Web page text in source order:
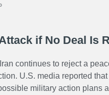
if No Deal Is
continues to reject a
U.S. media reported
military action plans